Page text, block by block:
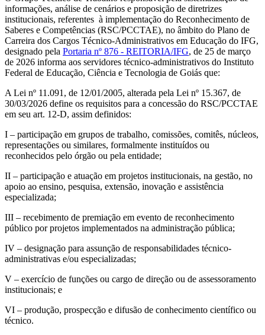
informações, análise de cenários e proposição de diretrizes
institucionais, referentes à implementação do Reconhecimento de
Saberes e Competências (RSC/PCCTAE), no âmbito do Plano de
Carreira dos Cargos Técnico-Administrativos em Educação do IFG,
designado pela Portaria nº 876 - REITORIA/IFG, de 25 de março
de 2026 informa aos servidores técnico-administrativos do Instituto
Federal de Educação, Ciência e Tecnologia de Goiás que:
A Lei nº 11.091, de 12/01/2005, alterada pela Lei nº 15.367, de
30/03/2026 define os requisitos para a concessão do RSC/PCCTAE
em seu art. 12-D, assim definidos:
I – participação em grupos de trabalho, comissões, comitês, núcleos,
representações ou similares, formalmente instituídos ou
reconhecidos pelo órgão ou pela entidade;
II – participação e atuação em projetos institucionais, na gestão, no
apoio ao ensino, pesquisa, extensão, inovação e assistência
especializada;
III – recebimento de premiação em evento de reconhecimento
público por projetos implementados na administração pública;
IV – designação para assunção de responsabilidades técnico-
administrativas e/ou especializadas;
V – exercício de funções ou cargo de direção ou de assessoramento
institucionais; e
VI – produção, prospecção e difusão de conhecimento científico ou
técnico.